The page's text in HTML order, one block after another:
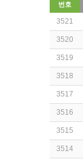
번호
3521
3520
3519
3518
3517
3516
3515
3514